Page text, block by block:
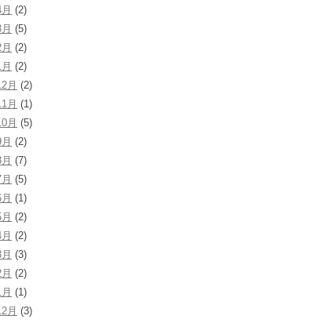
(2)
(5)
(2)
(2)
月 (2)
月 (1)
月 (5)
(2)
(7)
(5)
(1)
(2)
(2)
(3)
(2)
(1)
月 (3)